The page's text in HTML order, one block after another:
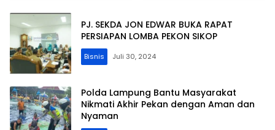
Daerah Raih Beasiswa
Pendidikan Transportasi
Bupati Tangerang
PJ. SEKDA JON EDWAR BUKA RAPAT
PERSIAPAN LOMBA PEKON SIKOP
Bisnis Juli 30, 2024
Polda Lampung Bantu Masyarakat
Nikmati Akhir Pekan dengan Aman dan
Nyaman